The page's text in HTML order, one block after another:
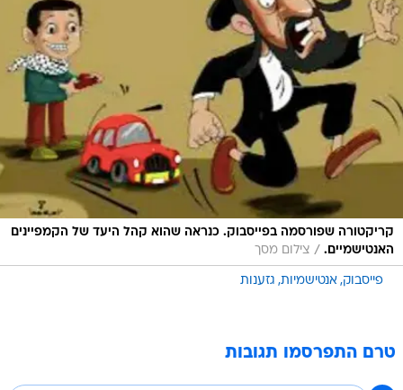
קריקטורה שפורסמה בפייסבוק. כנראה שהוא קהל היעד של הקמפיינים
האנטישמיים. / צילום מסך
פייסבוק אנטישמיות גזענות
טרם התפרסמו תגובות